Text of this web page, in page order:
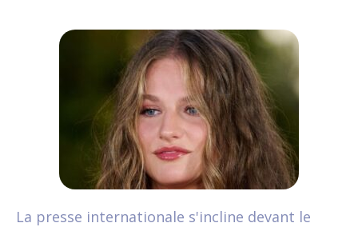
La presse internationale s'incline devant le